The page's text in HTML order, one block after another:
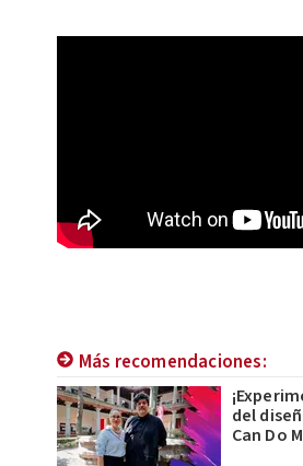
Más recomendaciones:
del
Can Do